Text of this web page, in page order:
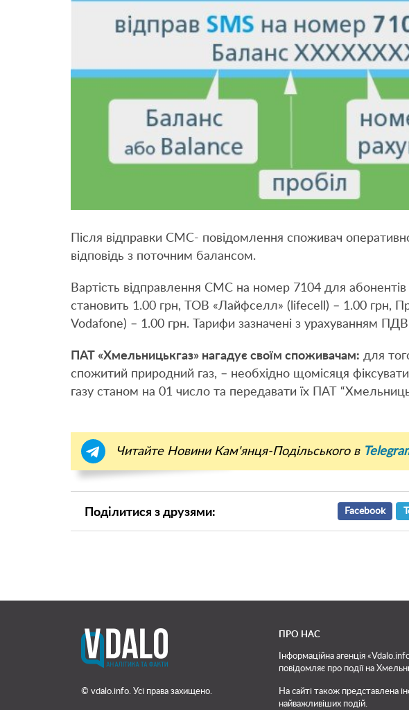
Після відправки СМС- повідомлення споживач
відповідь з поточним балансом.
Вартість відправлення СМС на номер 7104 для
становить 1.00 грн, ТОВ «Лайфселл» (lifecell) – 1.00 грн,
Vodafone) – 1.00 грн. Тарифи зазначені з урахуванням
ПАТ «Хмельницькгаз» нагадує своїм споживачам: для
спожитий природний газ, – необхідно щомісяця
газу станом на 01 число та передавати їх ПАТ
Читайте Новини Кам'янця-Подільського в
Поділитися з друзями: Facebook
© vdalo.info. Усі права захищено.
ПРО НАС
Інформаційна агенція
повідомляє про події на
На сайті також представлена
найважливіших подій.